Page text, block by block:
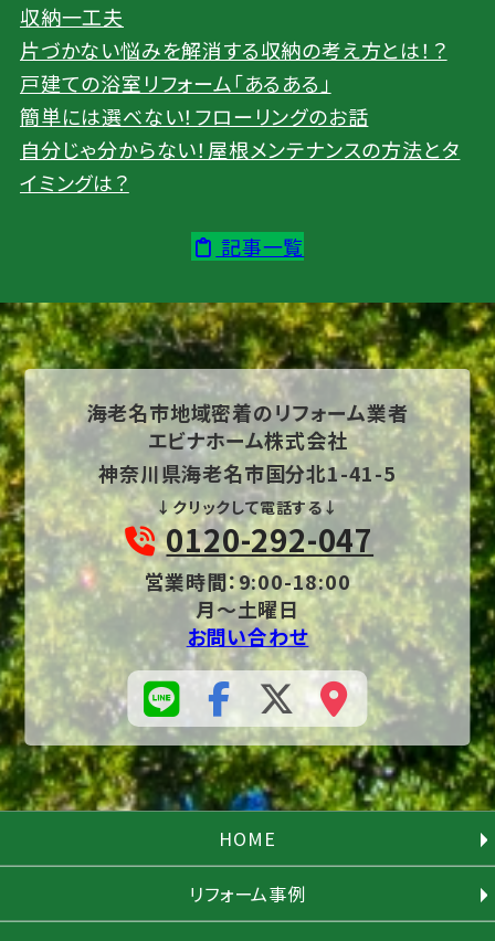
収納一工夫
片づかない悩みを解消する収納の考え方とは！？
戸建ての浴室リフォーム「あるある」
簡単には選べない！フローリングのお話
自分じゃ分からない！屋根メンテナンスの方法とタ
イミングは？
記事一覧
海老名市地域密着のリフォーム業者
エビナホーム株式会社
神奈川県海老名市国分北1-41-5
↓クリックして電話する↓
0120-292-047
営業時間：9:00-18:00
月～土曜日
お問い合わせ
HOME
リフォーム事例